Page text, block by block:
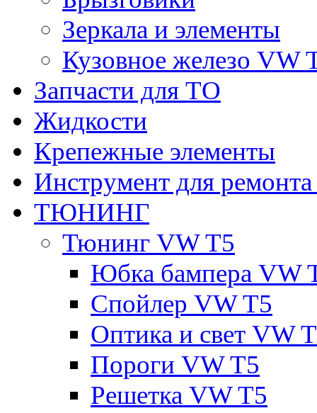
Зеркала и элементы
Кузовное железо VW
Запчасти для ТО
Жидкости
Крепежные элементы
Инструмент для
ТЮНИНГ
Тюнинг VW T5
Юбка бампера VW
Спойлер VW T5
Оптика и свет VW
Пороги VW T5
Решетка VW T5